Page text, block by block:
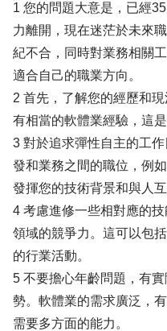
1 您的問題大意是，已經
力離開，現在迷茫於未來
紀不合，同時對業務相關
適合自己的職業方向。
2 首先，了解您的經歷和
有相當的軟體業經驗，這
3 對於追求彈性自主的工
發和業務之間的職位，例
發揮您的技術背景和與人互
4 考慮進修一些相對應的
領域的競爭力。這可以包
的行業活動。
5 不要擔心年齡問題，有
勢。軟體業的需求廣泛，
需要多方面的能力。